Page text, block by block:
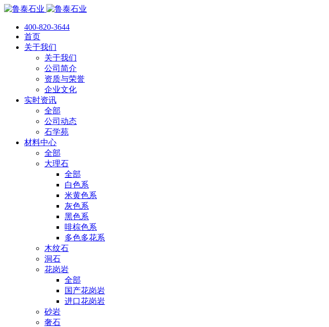
400-820-3644
首页
关于我们
关于我们
公司简介
资质与荣誉
企业文化
实时资讯
全部
公司动态
石学苑
材料中心
全部
大理石
全部
白色系
米黄色系
灰色系
黑色系
啡棕色系
多色多花系
木纹石
洞石
花岗岩
全部
国产花岗岩
进口花岗岩
砂岩
奢石